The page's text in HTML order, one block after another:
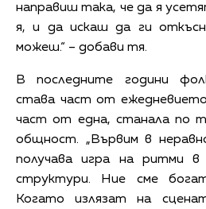
направиш така, че да я
я, и да искаш да ги
можеш.“ – добави тя.
В последните години
става част от
част от една, станала по
общност. „Вървим в
получава игра на ритми в
структури. Ние сме
Когато излязат на